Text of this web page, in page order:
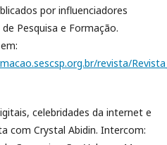
por influenciadores
Pesquisa e Formação.
revista/
digitais, celebridades da internet e
com Crystal Abidin. Intercom: